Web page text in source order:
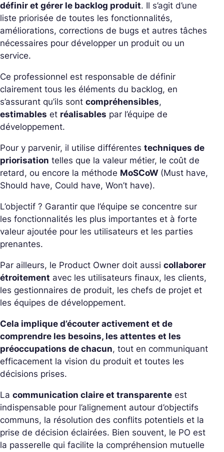
définir et gérer le backlog produit. Il s’agit d’une
liste priorisée de toutes les fonctionnalités,
améliorations, corrections de bugs et autres tâches
nécessaires pour développer un produit ou un
service.
Ce professionnel est responsable de définir
clairement tous les éléments du backlog, en
s’assurant qu’ils sont compréhensibles,
estimables et réalisables par l’équipe de
développement.
Pour y parvenir, il utilise différentes techniques de
priorisation telles que la valeur métier, le coût de
retard, ou encore la méthode MoSCoW (Must have,
Should have, Could have, Won’t have).
L’objectif ? Garantir que l’équipe se concentre sur
les fonctionnalités les plus importantes et à forte
valeur ajoutée pour les utilisateurs et les parties
prenantes.
Par ailleurs, le Product Owner doit aussi collaborer
étroitement avec les utilisateurs finaux, les clients,
les gestionnaires de produit, les chefs de projet et
les équipes de développement.
Cela implique d’écouter activement et de
comprendre les besoins, les attentes et les
préoccupations de chacun, tout en communiquant
efficacement la vision du produit et toutes les
décisions prises.
La communication claire et transparente est
indispensable pour l’alignement autour d’objectifs
communs, la résolution des conflits potentiels et la
prise de décision éclairées. Bien souvent, le PO est
la passerelle qui facilite la compréhension mutuelle